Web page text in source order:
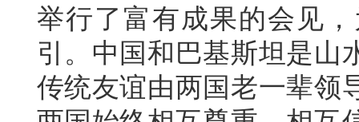
举行了富有成果的会见
引。中国和巴基斯坦是山
传统友谊由两国老一辈领